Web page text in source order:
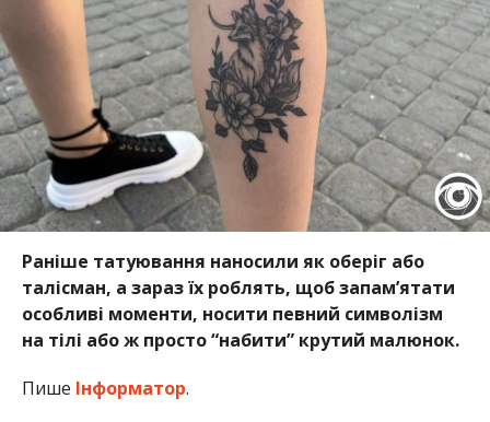
Раніше татуювання наносили як оберіг або
талісман, а зараз їх роблять, щоб запам’ятати
особливі моменти, носити певний символізм
на тілі або ж просто “набити” крутий малюнок.
Пише Інформатор.